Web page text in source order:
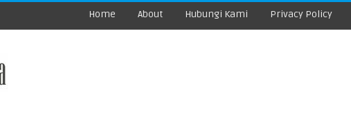
Home About Hubungi Kami Privacy Policy